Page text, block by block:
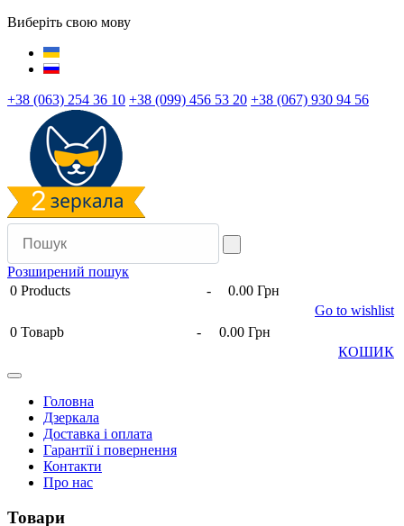
Виберіть свою мову
+38 (063) 254 36 10 +38 (099) 456 53 20 +38 (067) 930 94 56
Розширений пошук
0 Products -
0.00 Грн
Go to wishlist
0 Товарb -
0.00 Грн
КОШИК
Головна
Дзеркала
Доставка і оплата
Гарантії і повернення
Контакти
Про нас
Товари